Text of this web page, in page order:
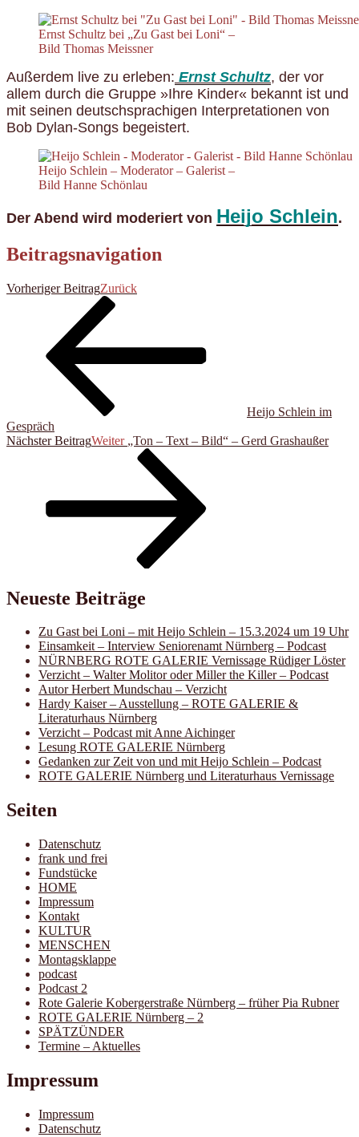
Ernst Schultz bei „Zu Gast bei Loni“ –
Bild Thomas Meissner
Außerdem live zu erleben: Ernst Schultz, der vor
allem durch die Gruppe »Ihre Kinder« bekannt ist und
mit seinen deutschsprachigen Interpretationen von
Bob Dylan-Songs begeistert.
Heijo Schlein – Moderator – Galerist –
Bild Hanne Schönlau
Der Abend wird moderiert von Heijo Schlein.
Beitragsnavigation
Vorheriger BeitragZurück
Heijo Schlein im
Gespräch
Nächster BeitragWeiter „Ton – Text – Bild“ – Gerd Grashaußer
Neueste Beiträge
Zu Gast bei Loni – mit Heijo Schlein – 15.3.2024 um 19 Uhr
Einsamkeit – Interview Seniorenamt Nürnberg – Podcast
NÜRNBERG ROTE GALERIE Vernissage Rüdiger Löster
Verzicht – Walter Molitor oder Miller the Killer – Podcast
Autor Herbert Mundschau – Verzicht
Hardy Kaiser – Ausstellung – ROTE GALERIE &
Literaturhaus Nürnberg
Verzicht – Podcast mit Anne Aichinger
Lesung ROTE GALERIE Nürnberg
Gedanken zur Zeit von und mit Heijo Schlein – Podcast
ROTE GALERIE Nürnberg und Literaturhaus Vernissage
Seiten
Datenschutz
frank und frei
Fundstücke
HOME
Impressum
Kontakt
KULTUR
MENSCHEN
Montagsklappe
podcast
Podcast 2
Rote Galerie Kobergerstraße Nürnberg – früher Pia Rubner
ROTE GALERIE Nürnberg – 2
SPÄTZÜNDER
Termine – Aktuelles
Impressum
Impressum
Datenschutz